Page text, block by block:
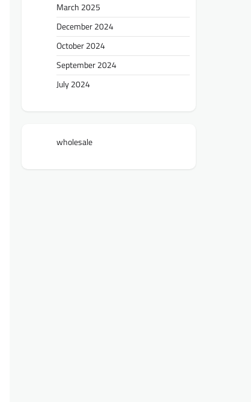
March 2025
December 2024
October 2024
September 2024
July 2024
wholesale